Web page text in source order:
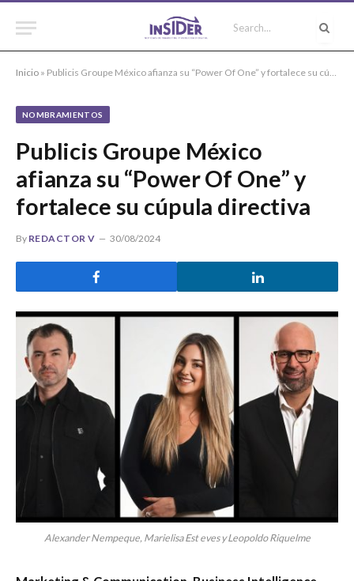
Inicio » Publicis Groupe México afianza su “Power Of One” y fortalece su cúpula directiva
NOMBRAMIENTOS
Publicis Groupe México
afianza su “Power Of One” y
fortalece su cúpula directiva
By REDACTOR V 30/08/2024
Alexander Nempeque, Marielisa Est eves y Leopoldo Riquelme